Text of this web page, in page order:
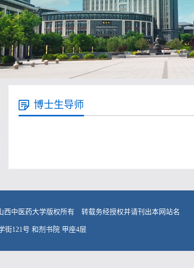
博士生导师
中医药大学版权所有 转载务经授权并请刊出本网站名
街121号 和剂书院 甲座4层